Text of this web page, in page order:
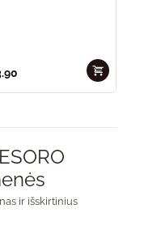
ir išskirtinius